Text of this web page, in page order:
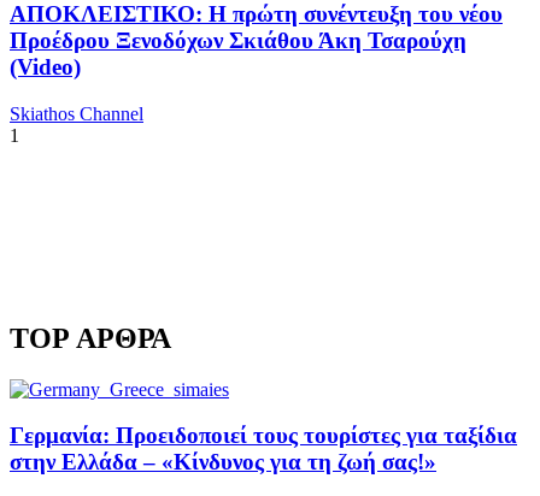
ΑΠΟΚΛΕΙΣΤΙΚΟ: Η πρώτη συνέντευξη του νέου
Προέδρου Ξενοδόχων Σκιάθου Άκη Τσαρούχη
(Video)
Skiathos Channel
1
TOP ΑΡΘΡΑ
Γερμανία: Προειδοποιεί τους τουρίστες για ταξίδια
στην Ελλάδα – «Κίνδυνος για τη ζωή σας!»